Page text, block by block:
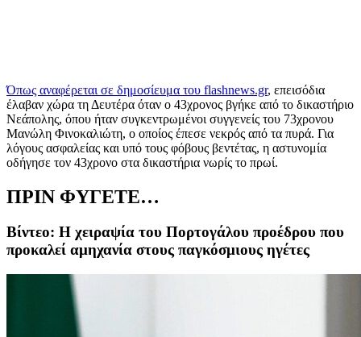
Όπως αναφέρεται σε δημοσίευμα του flashnews.gr, επεισόδια
έλαβαν χώρα τη Δευτέρα όταν ο 43χρονος βγήκε από το δικαστήριο
Νεάπολης, όπου ήταν συγκεντρωμένοι συγγενείς του 73χρονου
Μανώλη Φινοκαλιώτη, ο οποίος έπεσε νεκρός από τα πυρά. Για
λόγους ασφαλείας και υπό τους φόβους βεντέτας, η αστυνομία
οδήγησε τον 43χρονο στα δικαστήρια νωρίς το πρωί.
ΠΡΙΝ ΦΥΓΕΤΕ…
Βίντεο: Η χειραψία του Πορτογάλου προέδρου που
προκαλεί αμηχανία στους παγκόσμιους ηγέτες